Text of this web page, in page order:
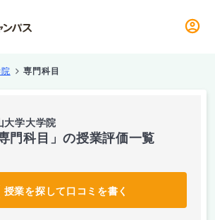
専門科目
大学大学院
専門科目」の授業評価一覧
授業を探して口コミを書く